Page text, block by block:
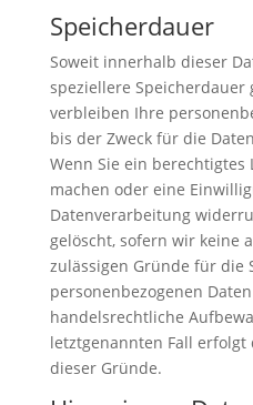
Speicherdauer
Soweit innerhalb dieser
speziellere Speicherdauer
verbleiben Ihre
bis der Zweck für die
Wenn Sie ein berechtigtes
machen oder eine
Datenverarbeitung
gelöscht, sofern wir keine
zulässigen Gründe für die
personenbezogenen
handelsrechtliche
letztgenannten Fall erfolgt
dieser Gründe.